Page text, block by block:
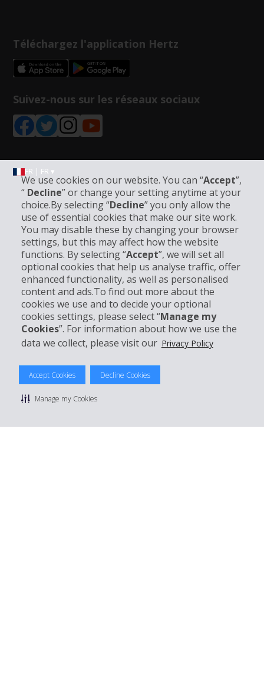
We use cookies on our website. You can “Accept”,
“ Decline” or change your setting anytime at your
choice.By selecting “Decline” you only allow the
use of essential cookies that make our site work.
You may disable these by changing your browser
settings, but this may affect how the website
functions. By selecting “Accept”, we will set all
optional cookies that help us analyse traffic, offer
enhanced functionality, as well as personalised
content and ads.To find out more about the
cookies we use and to decide your optional
cookies settings, please select “Manage my
Cookies”. For information about how we use the
data we collect, please visit our Privacy Policy
Accept Cookies Decline Cookies
Manage my Cookies
Téléchargez l'application Hertz
Suivez-nous sur les réseaux sociaux
FR | FR ▾
Informations sur l'entreprise
Entreprise
Support client
Réserver avec Hertz
© 2026 The Hertz System, Inc.
Politique de confidentialité | Conditions d'utilisation du site
Conditions de location
Gérer mes cookies